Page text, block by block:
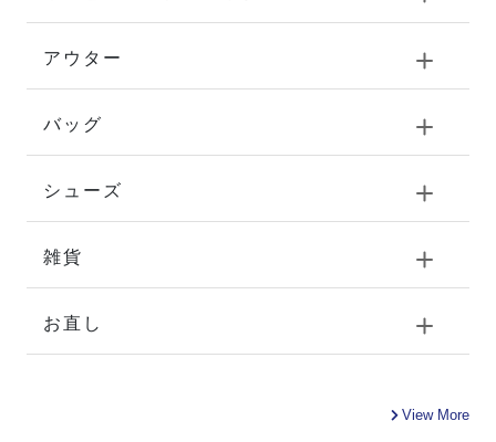
アウター
バッグ
シューズ
雑貨
お直し
View More